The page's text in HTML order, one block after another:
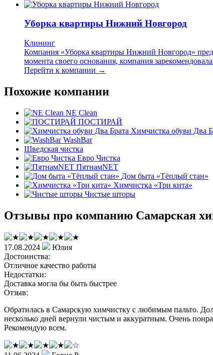
Уборка квартиры Нижний Новгород
Клининг
Компания «Уборка квартиры Нижний Новгород»
момента своего основания, компания
Перейти к компании →
Похожие компании
NE Clean
ПОСТИРАЙ
Химчистка обуви Два
WashBar
Шведская чистка
Евро Чистка
ПятнамNET
Дом быта «Тёплый стан»
Химчистка «Три кита»
Чистые шторы
Отзывы про компанию Самарская
17.08.2024
Юлия
Достоинства:
Отличное качество работы
Недостатки:
Доставка могла бы быть быстрее
Отзыв:
Обратилась в Самарскую химчистку с любимым пальто.
несколько дней вернули чистым и аккуратным. Очень
Рекомендую всем.